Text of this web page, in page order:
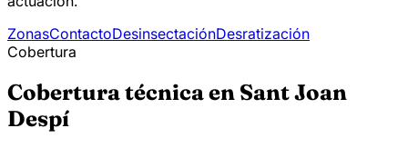
ZonasContactoDesinsectaciónDesratización
Cobertura
Cobertura técnica en Sant Joan
Despí